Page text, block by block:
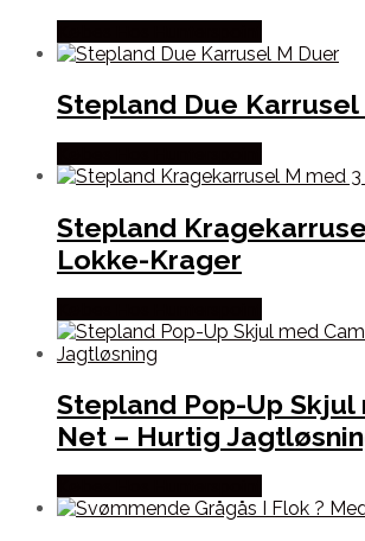
Stepland Due Karrusel
Stepland
Lokke-Krager
Stepland Pop-Up Skjul
Net – Hurtig